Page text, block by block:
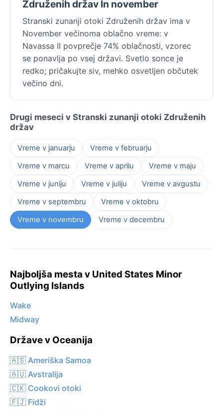
Združenih držav In november
Stranski zunanji otoki Združenih držav ima v
November večinoma oblačno vreme: v
Navassa II povprečje 74% oblačnosti, vzorec
se ponavlja po vsej državi. Svetlo sonce je
redko; pričakujte siv, mehko osvetljen občutek
večino dni.
Drugi meseci v Stranski zunanji otoki Združenih
držav
Vreme v januarju
Vreme v februarju
Vreme v marcu
Vreme v aprilu
Vreme v maju
Vreme v juniju
Vreme v juliju
Vreme v avgustu
Vreme v septembru
Vreme v oktobru
Vreme v novembru
Vreme v decembru
Najboljša mesta v United States Minor
Outlying Islands
Wake
Midway
Države v Oceanija
🇦🇸 Ameriška Samoa
🇦🇺 Avstralija
🇨🇰 Cookovi otoki
🇫🇯 Fidži